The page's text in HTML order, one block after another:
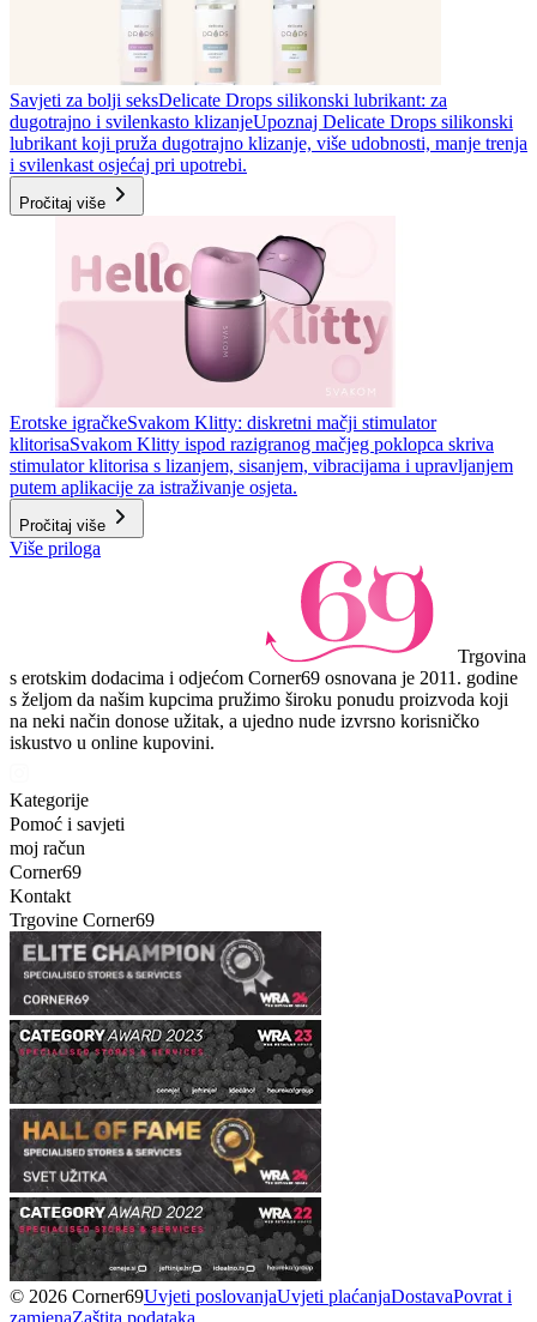
Savjeti za bolji seksDelicate Drops silikonski lubrikant: za
dugotrajno i svilenkasto klizanjeUpoznaj Delicate Drops silikonski
lubrikant koji pruža dugotrajno klizanje, više udobnosti, manje trenja
i svilenkast osjećaj pri upotrebi.
Pročitaj više
Erotske igračkeSvakom Klitty: diskretni mačji stimulator
klitorisaSvakom Klitty ispod razigranog mačjeg poklopca skriva
stimulator klitorisa s lizanjem, sisanjem, vibracijama i upravljanjem
putem aplikacije za istraživanje osjeta.
Pročitaj više
Više priloga
Trgovina
s erotskim dodacima i odjećom Corner69 osnovana je 2011. godine
s željom da našim kupcima pružimo široku ponudu proizvoda koji
na neki način donose užitak, a ujedno nude izvrsno korisničko
iskustvo u online kupovini.
Kategorije
Pomoć i savjeti
moj račun
Corner69
Kontakt
Trgovine Corner69
© 2026 Corner69Uvjeti poslovanjaUvjeti plaćanjaDostavaPovrat i
zamjenaZaštita podataka